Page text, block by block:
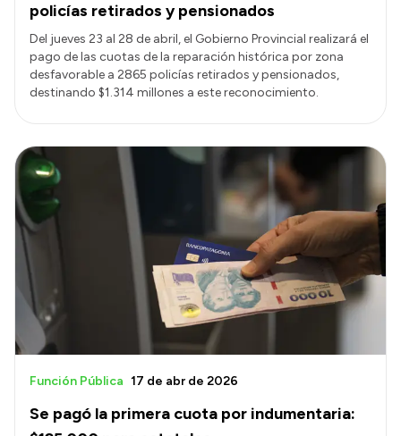
policías retirados y pensionados
Del jueves 23 al 28 de abril, el Gobierno Provincial realizará el
pago de las cuotas de la reparación histórica por zona
desfavorable a 2865 policías retirados y pensionados,
destinando $1.314 millones a este reconocimiento.
Se pagó la primera cuota por indumentaria:
Función Pública 17 de abr de 2026